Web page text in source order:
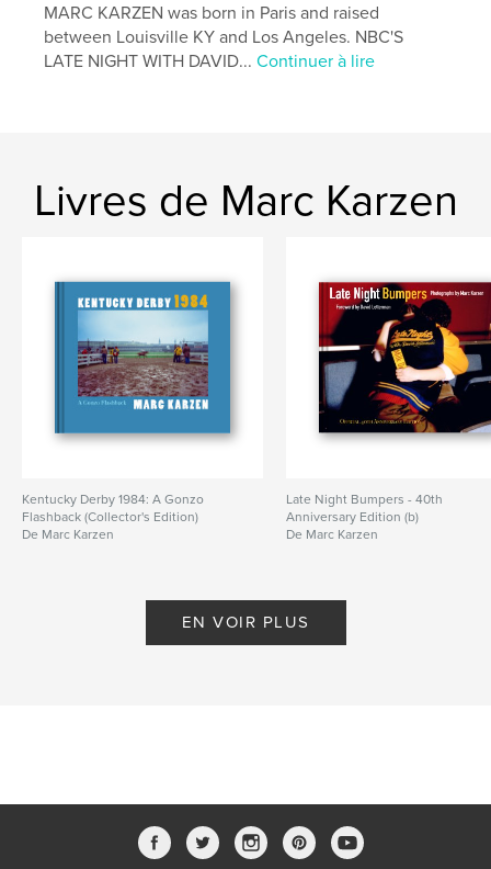
Date de publication: mars 19, 2026
LangueEnglish
MARC KARZEN was born in Paris and raised
between Louisville KY and Los Angeles. NBC'S
LATE NIGHT WITH DAVID...Continuer à lire
Livres de Marc Karzen
Kentucky Derby 1984: A Gonzo
Flashback (Collector's Edition)
De Marc Karzen
Late Night Bumpers - 40th
Anniversary Edition (b)
De Marc Karzen
EN VOIR PLUS